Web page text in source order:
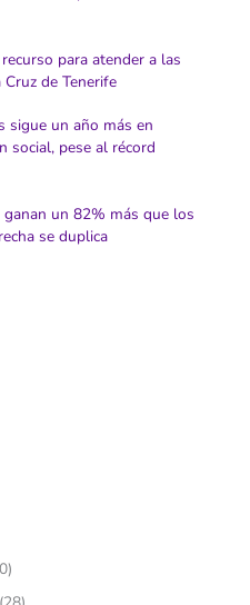
para atender a las
de Tenerife
sigue un año más en
social, pese al récord
un 82% más que los
se duplica